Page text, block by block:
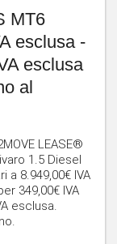
MT6
esclusa -
esclusa
al
LEASE®
1.5 Diesel
a 8.949,00€ IVA
349,00€ IVA
esclusa.